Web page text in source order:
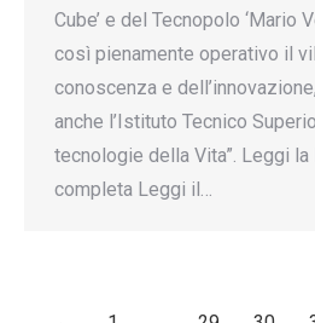
Cube’ e del Tecnopolo ‘Mario
così pienamente operativo il
conoscenza e
anche l’Istituto Tecnico
tecnologie della Vita”. Leggi
completa Leggi il…